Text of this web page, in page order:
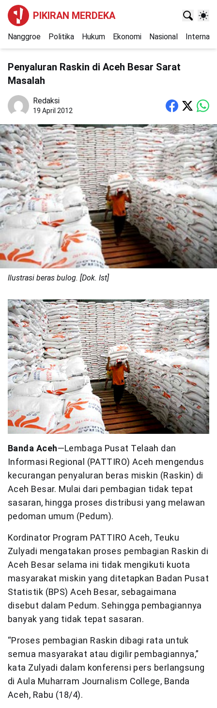
PIKIRAN MERDEKA
Nanggroe Politika Hukum Ekonomi Nasional
Penyaluran Raskin di Aceh Besar Sarat
Masalah
Redaksi
19 April 2012
Ilustrasi beras bulog. [Dok. Ist]
Banda Aceh—Lembaga Pusat Telaah dan
Informasi Regional (PATTIRO) Aceh mengendus
kecurangan penyaluran beras miskin (Raskin) di
Aceh Besar. Mulai dari pembagian tidak tepat
sasaran, hingga proses distribusi yang melawan
pedoman umum (Pedum).
Kordinator Program PATTIRO Aceh, Teuku
Zulyadi mengatakan proses pembagian Raskin di
Aceh Besar selama ini tidak mengikuti kuota
masyarakat miskin yang ditetapkan Badan Pusat
Statistik (BPS) Aceh Besar, sebagaimana
disebut dalam Pedum. Sehingga pembagiannya
banyak yang tidak tepat sasaran.
“Proses pembagian Raskin dibagi rata untuk
semua masyarakat atau digilir pembagiannya,”
kata Zulyadi dalam konferensi pers berlangsung
di Aula Muharram Journalism College, Banda
Aceh, Rabu (18/4).